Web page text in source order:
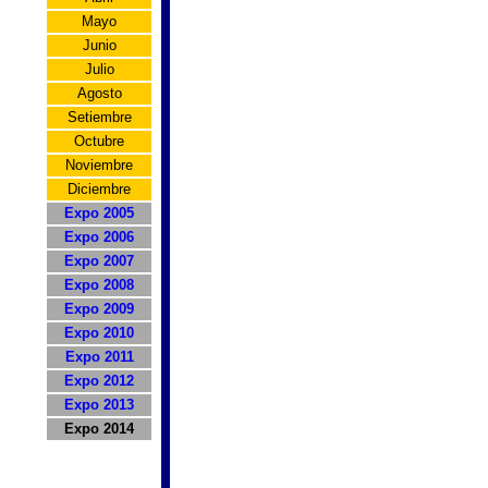
Mayo
Junio
Julio
Agosto
Setiembre
Octubre
Noviembre
Diciembre
Expo 2005
Expo 2006
Expo 2007
Expo 2008
Expo 2009
Expo 2010
Expo 2011
Expo 2012
Expo 2013
Expo 2014